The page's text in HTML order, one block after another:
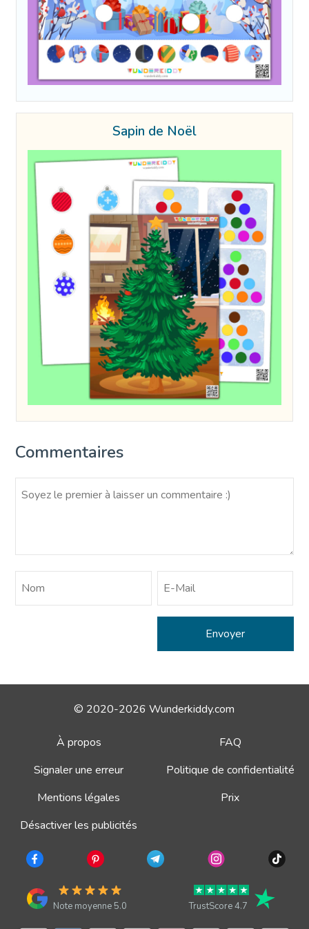
Sapin de Noël
Commentaires
© 2020-2026 Wunderkiddy.com
À propos
FAQ
Signaler une erreur
Politique de confidentialité
Mentions légales
Prix
Désactiver les publicités
Note moyenne 5.0 TrustScore 4.7